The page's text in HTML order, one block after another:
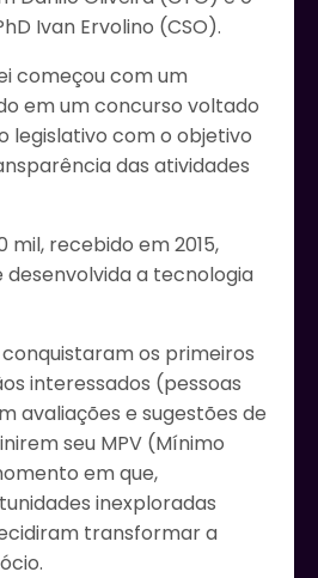
Ivan Ervolino (CSO).
começou com um
em um concurso voltado
legislativo com o objetivo
das atividades
mil, recebido em 2015,
desenvolvida a tecnologia
os primeiros
interessados (pessoas
avaliações e sugestões de
seu MPV (Mínimo
em que,
inexploradas
transformar a